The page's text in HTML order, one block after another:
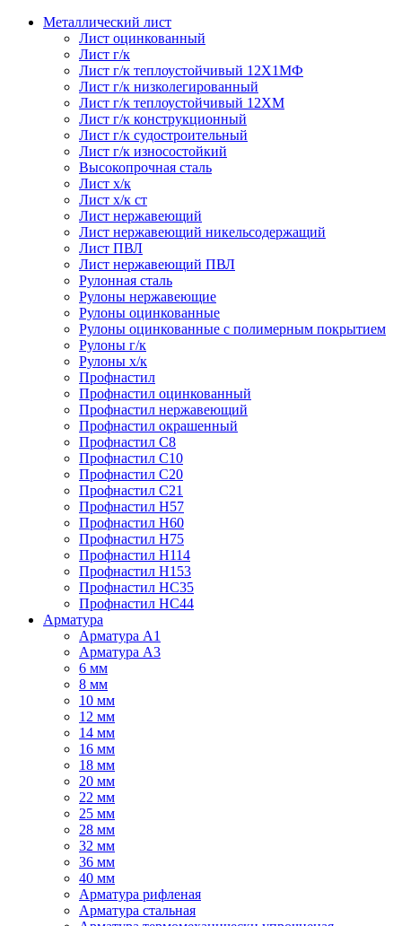
Металлический лист
Лист оцинкованный
Лист г/к
Лист г/к теплоустойчивый 12Х1МФ
Лист г/к низколегированный
Лист г/к теплоустойчивый 12ХМ
Лист г/к конструкционный
Лист г/к судостроительный
Лист г/к износостойкий
Высокопрочная сталь
Лист х/к
Лист х/к ст
Лист нержавеющий
Лист нержавеющий никельсодержащий
Лист ПВЛ
Лист нержавеющий ПВЛ
Рулонная сталь
Рулоны нержавеющие
Рулоны оцинкованные
Рулоны оцинкованные с полимерным покрытием
Рулоны г/к
Рулоны х/к
Профнастил
Профнастил оцинкованный
Профнастил нержавеющий
Профнастил окрашенный
Профнастил С8
Профнастил С10
Профнастил С20
Профнастил С21
Профнастил Н57
Профнастил Н60
Профнастил Н75
Профнастил Н114
Профнастил Н153
Профнастил НС35
Профнастил НС44
Арматура
Арматура А1
Арматура А3
6 мм
8 мм
10 мм
12 мм
14 мм
16 мм
18 мм
20 мм
22 мм
25 мм
28 мм
32 мм
36 мм
40 мм
Арматура рифленая
Арматура стальная